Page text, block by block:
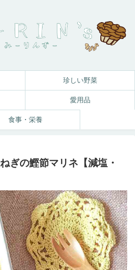
珍しい野菜
愛用品
食事・栄養
ぎの鰹節マリネ【減塩・